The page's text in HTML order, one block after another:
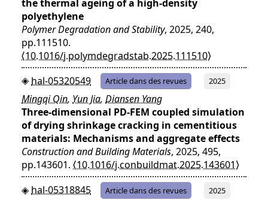
the thermal ageing of a high-density
polyethylene
Polymer Degradation and Stability, 2025, 240,
pp.111510.
⟨10.1016/j.polymdegradstab.2025.111510⟩
hal-05320549
Article dans des revues 2025
Mingqi Qin, Yun Jia, Diansen Yang
Three-dimensional PD-FEM coupled simulation
of drying shrinkage cracking in cementitious
materials: Mechanisms and aggregate effects
Construction and Building Materials, 2025, 495,
pp.143601. ⟨10.1016/j.conbuildmat.2025.143601⟩
hal-05318845
Article dans des revues 2025